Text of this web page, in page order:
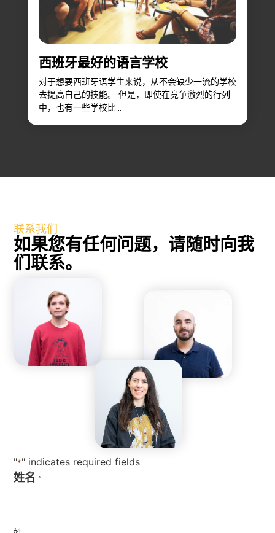
西班牙最好的语言学校
对于想要西班牙语学生来说，从不会缺少一流的学校
去提高自己的技能。 但是，即使在竞争激烈的行列
中，也有一些学校比...
联系我们
如果您有任何问题，请随时向我
们联系。
"*" indicates required fields
姓名 *